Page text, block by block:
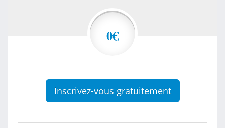
0€
Inscrivez-vous gratuitement